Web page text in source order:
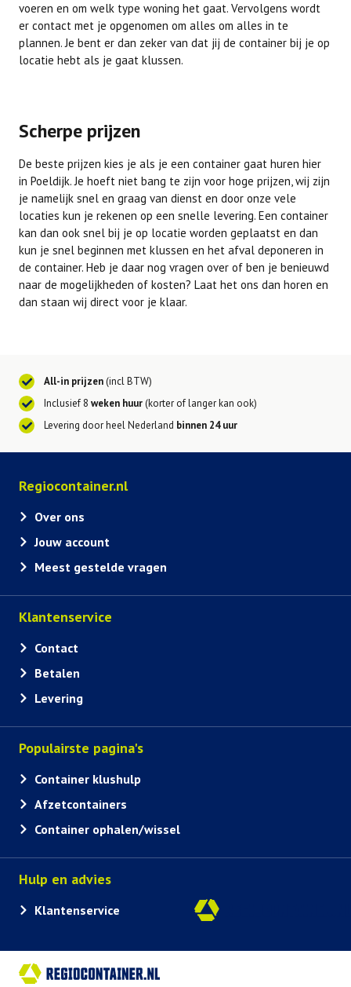
voeren en om welk type woning het gaat. Vervolgens wordt
er contact met je opgenomen om alles om alles in te
plannen. Je bent er dan zeker van dat jij de container bij je op
locatie hebt als je gaat klussen.
Scherpe prijzen
De beste prijzen kies je als je een container gaat huren hier
in Poeldijk. Je hoeft niet bang te zijn voor hoge prijzen, wij zijn
je namelijk snel en graag van dienst en door onze vele
locaties kun je rekenen op een snelle levering. Een container
kan dan ook snel bij je op locatie worden geplaatst en dan
kun je snel beginnen met klussen en het afval deponeren in
de container. Heb je daar nog vragen over of ben je benieuwd
naar de mogelijkheden of kosten? Laat het ons dan horen en
dan staan wij direct voor je klaar.
All-in prijzen(incl BTW)
Inclusief 8 weken huur(korter of langer kan ook)
Levering door heel Nederland binnen 24 uur
Regiocontainer.nl
Over ons
Jouw account
Meest gestelde vragen
Klantenservice
Contact
Betalen
Levering
Populairste pagina's
Container klushulp
Afzetcontainers
Container ophalen/wissel
Hulp en advies
Klantenservice